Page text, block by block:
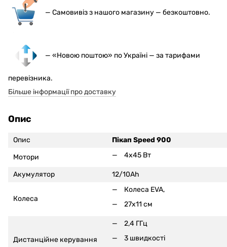
— Самовивіз з нашого магазину — безкоштовно.
— «Новою поштою» по Україні — за тарифами
перевізника.
Більше інформації про доставку
Опис
Опис
Пікап Speed 900
Мотори
4x45 Вт
Акумулятор 12/10Ah
Колеса
Колеса EVA,
27x11 см
Дистанційне керування
2,4 ГГц
3 швидкості